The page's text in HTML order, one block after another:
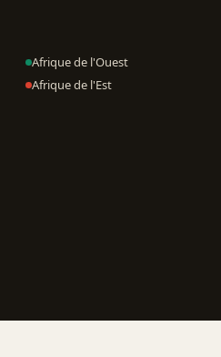
Afrique de l'Ouest
Afrique de l'Est